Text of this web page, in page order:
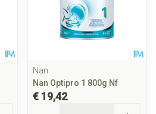
Nan
Nan Optipro 1 800g Nf
€ 19,42